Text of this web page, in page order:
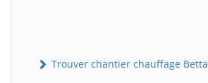
Trouver chantier chauffage